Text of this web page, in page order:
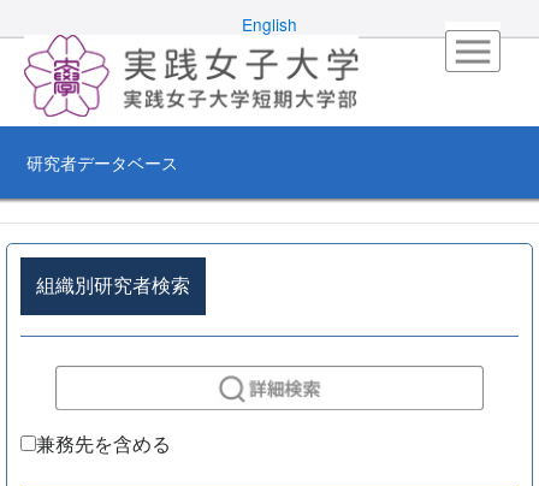
English
研究者データベース
組織別研究者検索
兼務先を含める